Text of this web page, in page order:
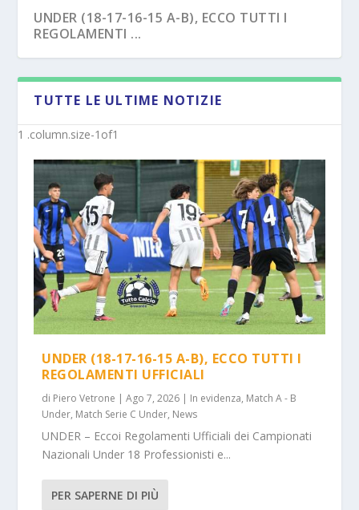
UNDER (18-17-16-15 A-B), ECCO TUTTI I
REGOLAMENTI ...
NAPOLI – TRE EX BENEVENTO U17
“SVINCOL...
SAVOIA – COLPO CAPASSO PER L’UNDER 15
TUTTE LE ULTIME NOTIZIE
UNDER (18-17-16-15 A-B), ECCO TUTTI I
REGOLAMENTI UFFICIALI
di Piero Vetrone |Ago 7, 2026 | In evidenza, Match A - B
Under, Match Serie C Under, News
UNDER – Eccoi Regolamenti Ufficiali dei Campionati
Nazionali Under 18 Professionisti e...
PER SAPERNE DI PIÙ